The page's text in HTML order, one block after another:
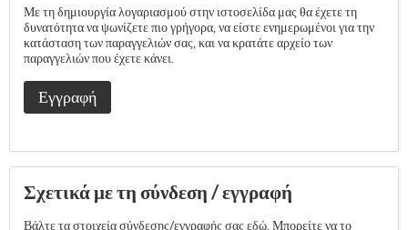
Με τη δημιουργία λογαριασμού στην ιστοσελίδα μας θα έχετε τη
δυνατότητα να ψωνίζετε πιο γρήγορα, να είστε ενημερωμένοι για την
κατάσταση των παραγγελιών σας, και να κρατάτε αρχείο των
παραγγελιών που έχετε κάνει.
Εγγραφή
Σχετικά με τη σύνδεση / εγγραφή
Βάλτε τα στοιχεία σύνδεσης/εγγραφής σας εδώ. Μπορείτε να το